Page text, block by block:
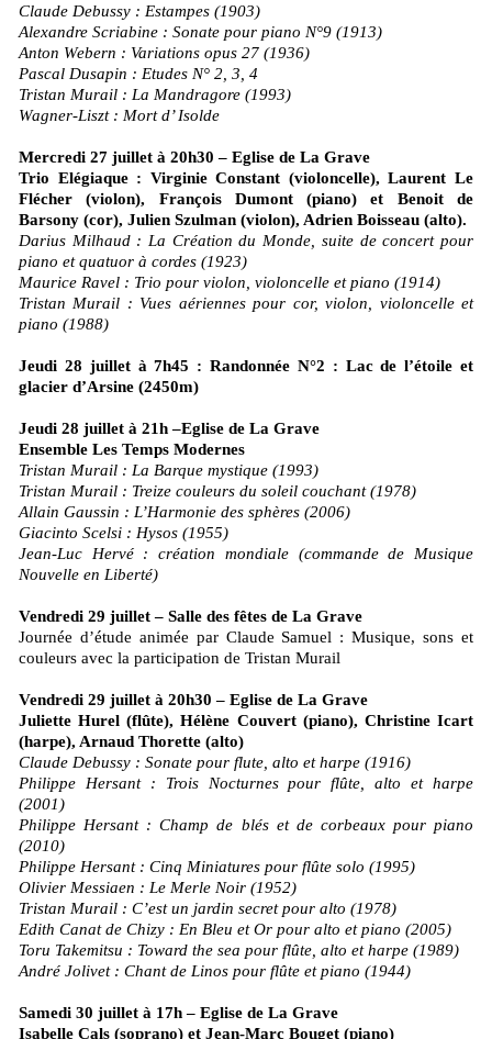
Claude Debussy : Estampes (1903)
Alexandre Scriabine : Sonate pour piano N°9 (1913)
Anton Webern : Variations opus 27 (1936)
Pascal Dusapin : Etudes N° 2, 3, 4
Tristan Murail : La Mandragore (1993)
Wagner-Liszt : Mort d’ Isolde
Mercredi 27 juillet à 20h30 – Eglise de La Grave
Trio Elégiaque : Virginie Constant (violoncelle), Laurent Le
Flécher (violon), François Dumont (piano) et Benoit de
Barsony (cor), Julien Szulman (violon), Adrien Boisseau (alto).
Darius Milhaud : La Création du Monde, suite de concert pour
piano et quatuor à cordes (1923)
Maurice Ravel : Trio pour violon, violoncelle et piano (1914)
Tristan Murail : Vues aériennes pour cor, violon, violoncelle et
piano (1988)
Jeudi 28 juillet à 7h45 : Randonnée N°2 : Lac de l’étoile et
glacier d’Arsine (2450m)
Jeudi 28 juillet à 21h –Eglise de La Grave
Ensemble Les Temps Modernes
Tristan Murail : La Barque mystique (1993)
Tristan Murail : Treize couleurs du soleil couchant (1978)
Allain Gaussin : L’Harmonie des sphères (2006)
Giacinto Scelsi : Hysos (1955)
Jean-Luc Hervé : création mondiale (commande de Musique
Nouvelle en Liberté)
Vendredi 29 juillet – Salle des fêtes de La Grave
Journée d’étude animée par Claude Samuel : Musique, sons et
couleurs avec la participation de Tristan Murail
Vendredi 29 juillet à 20h30 – Eglise de La Grave
Juliette Hurel (flûte), Hélène Couvert (piano), Christine Icart
(harpe), Arnaud Thorette (alto)
Claude Debussy : Sonate pour flute, alto et harpe (1916)
Philippe Hersant : Trois Nocturnes pour flûte, alto et harpe
(2001)
Philippe Hersant : Champ de blés et de corbeaux pour piano
(2010)
Philippe Hersant : Cinq Miniatures pour flûte solo (1995)
Olivier Messiaen : Le Merle Noir (1952)
Tristan Murail : C’est un jardin secret pour alto (1978)
Edith Canat de Chizy : En Bleu et Or pour alto et piano (2005)
Toru Takemitsu : Toward the sea pour flûte, alto et harpe (1989)
André Jolivet : Chant de Linos pour flûte et piano (1944)
Samedi 30 juillet à 17h – Eglise de La Grave
Isabelle Cals (soprano) et Jean-Marc Bouget (piano)